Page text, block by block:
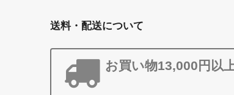
送料・配送について
お買い物13,000円以